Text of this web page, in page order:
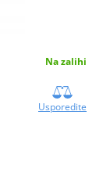
Na zalihi
Usporedite